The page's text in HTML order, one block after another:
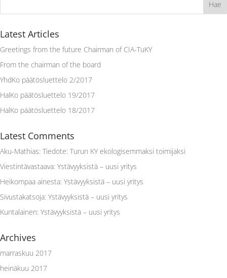
Latest Articles
Greetings from the future Chairman of CIA-TuKY
From the chairman of the board
YhdKo päätösluettelo 2/2017
HalKo päätösluettelo 19/2017
HalKo päätösluettelo 18/2017
Latest Comments
Aku-Mathias: Tiedote: Turun KY ekologisemmaksi toimijaksi
Viestintävastaava: Ystävyyksistä – uusi yritys
Heikompaa ainesta: Ystävyyksistä – uusi yritys
Sivustakatsoja: Ystävyyksistä – uusi yritys
Kuntalainen: Ystävyyksistä – uusi yritys
Archives
marraskuu 2017
heinäkuu 2017